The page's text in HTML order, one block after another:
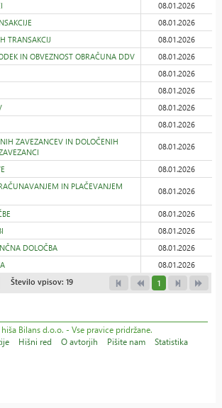
08.01.2026
08.01.2026
TRANSAKCIJ
08.01.2026
IN OBVEZNOST OBRAČUNA DDV
08.01.2026
08.01.2026
08.01.2026
08.01.2026
08.01.2026
ZAVEZANCEV IN DOLOČENIH
08.01.2026
08.01.2026
IN PLAČEVANJEM
08.01.2026
08.01.2026
08.01.2026
DOLOČBA
08.01.2026
08.01.2026
Število vpisov: 19 1
Bilans d.o.o. - Vse pravice pridržane.
Hišni red O avtorjih Pišite nam
Statistika